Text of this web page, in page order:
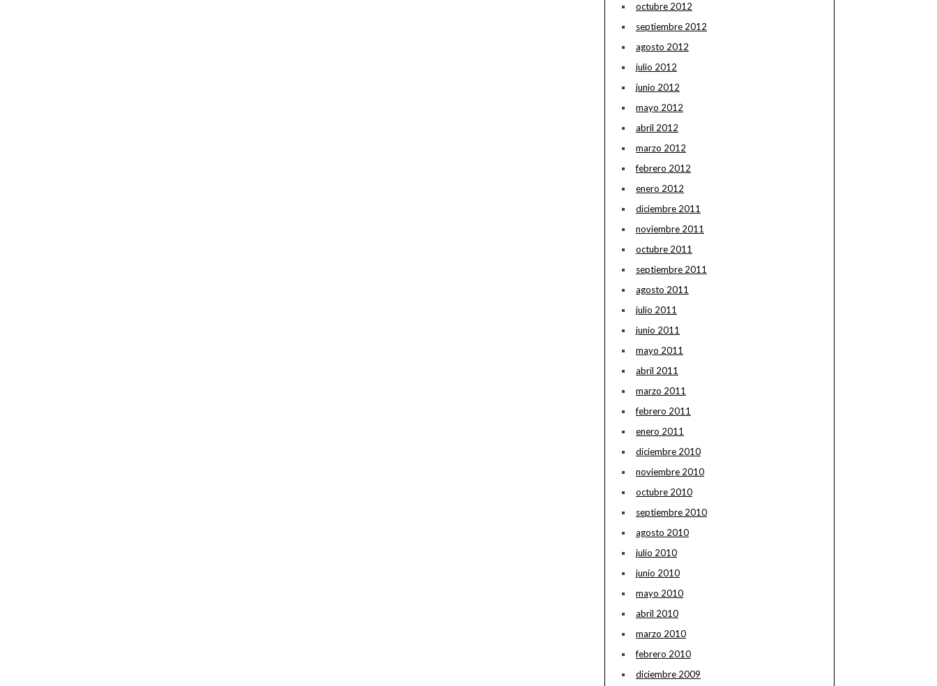
octubre 2012
septiembre 2012
agosto 2012
julio 2012
junio 2012
mayo 2012
abril 2012
marzo 2012
febrero 2012
enero 2012
diciembre 2011
noviembre 2011
octubre 2011
septiembre 2011
agosto 2011
julio 2011
junio 2011
mayo 2011
abril 2011
marzo 2011
febrero 2011
enero 2011
diciembre 2010
noviembre 2010
octubre 2010
septiembre 2010
agosto 2010
julio 2010
junio 2010
mayo 2010
abril 2010
marzo 2010
febrero 2010
diciembre 2009